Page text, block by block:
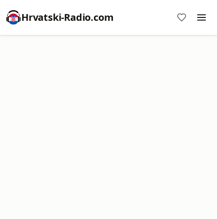
Hrvatski-Radio.com